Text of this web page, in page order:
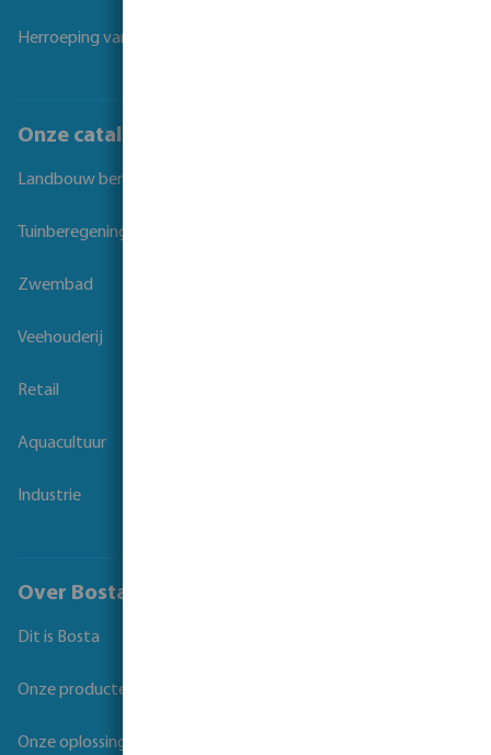
Herroeping van overeenkomst
Onze catalogi
Landbouw beregening
Tuinberegening
Zwembad
Veehouderij
Retail
Aquacultuur
Industrie
Over Bosta
Dit is Bosta
Onze producten
Onze oplossingen